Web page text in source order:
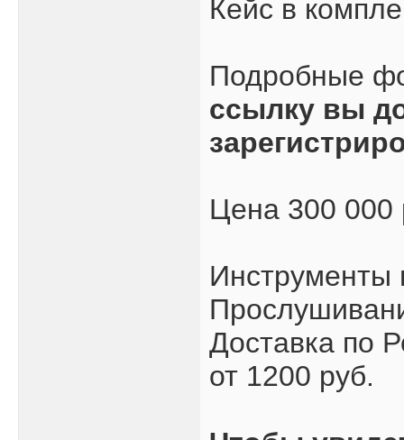
Кейс в
Подробные
ссылку вы
Цена 300 000
Инструменты
Доставка по
от 1200 руб.